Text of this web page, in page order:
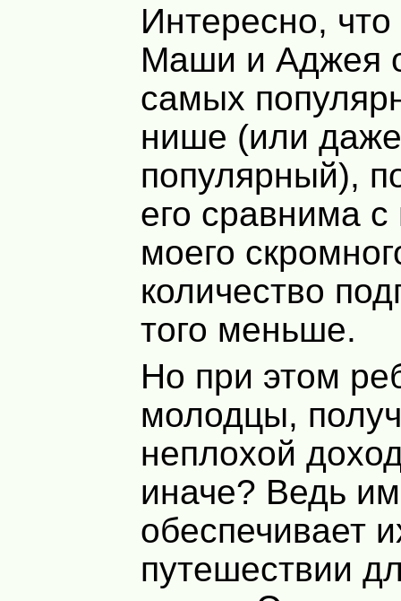
Интересно, что
Маши и Аджея
самых
нише (или
популярный),
его сравнима
моего
количество
того меньше.
Но при этом
молодцы,
неплохой
иначе? Ведь
обеспечивает
путешествии